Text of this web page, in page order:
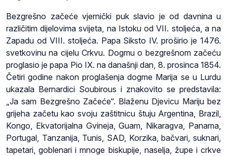
Bezgrešno začeće vjernički puk slavio je od davnina u
različitim dijelovima svijeta, na Istoku od VII. stoljeća, a na
Zapadu od VIII. stoljeća. Papa Siksto IV. proširio je 1476.
svetkovinu na cijelu Crkvu. Dogmu o bezgrešnom začeću
proglasio je papa Pio IX. na današnji dan, 8. prosinca 1854.
Četiri godine nakon proglašenja dogme Marija se u Lurdu
ukazala Bernardici Soubirous i znakovito se predstavila:
„Ja sam Bezgrešno Začeće“. Blaženu Djevicu Mariju bez
grijeha začetu kao svoju zaštitnicu štuju Argentina, Brazil,
Kongo, Ekvatorijalna Gvineja, Guam, Nikaragva, Panama,
Portugal, Tanzanija, Tunis, SAD, Korzika, bačvari, suknari,
tapetari, goblenari i mnoge biskupije, naselja, župe i crkve